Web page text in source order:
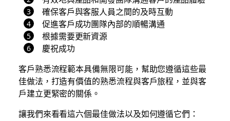
確保客戶與客服人員之間的及時互動
促進客戶成功團隊內部的順暢溝通
根據需要更新資源
慶祝成功
客戶熟悉流程範本具備無限可能，幫助您遵循這些最
佳做法，打造有價值的熟悉流程與客戶旅程，並與客
戶建立更緊密的關係。
讓我們來看看這六個最佳做法以及如何遵循它們：